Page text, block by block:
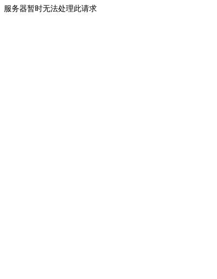
服务器暂时无法处理此请求